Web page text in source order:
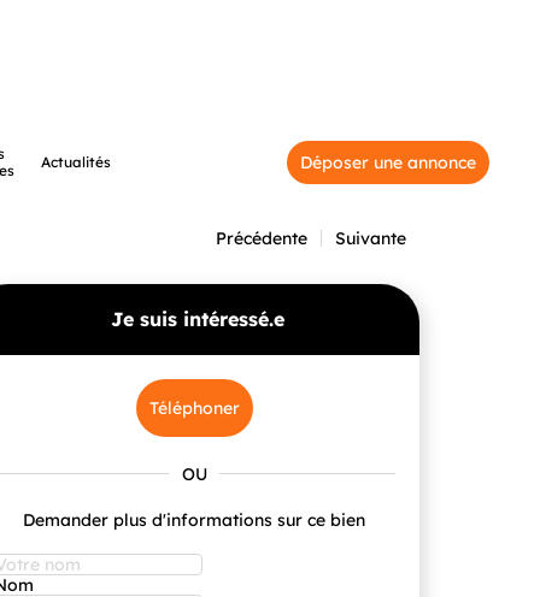
Actualités Déposer une annonce
Précédente Suivante
Je suis intéressé.e
Téléphoner
Demander plus d'informations sur ce bien